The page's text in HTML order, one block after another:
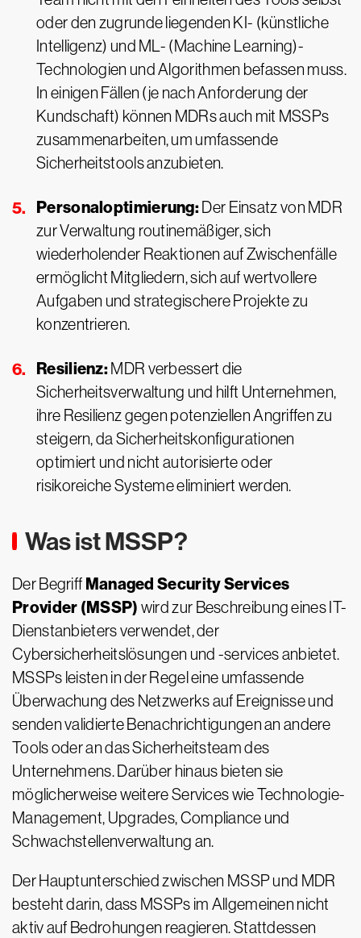
oder den zugrunde liegenden KI- (künstliche
Intelligenz) und ML- (Machine Learning)-
Technologien und Algorithmen befassen muss.
In einigen Fällen (je nach Anforderung der
Kundschaft) können MDRs auch mit MSSPs
zusammenarbeiten, um umfassende
Sicherheitstools anzubieten.
Personaloptimierung: Der Einsatz von MDR
zur Verwaltung routinemäßiger, sich
wiederholender Reaktionen auf Zwischenfälle
ermöglicht Mitgliedern, sich auf wertvollere
Aufgaben und strategischere Projekte zu
konzentrieren.
Resilienz: MDR verbessert die
Sicherheitsverwaltung und hilft Unternehmen,
ihre Resilienz gegen potenziellen Angriffen zu
steigern, da Sicherheitskonfigurationen
optimiert und nicht autorisierte oder
risikoreiche Systeme eliminiert werden.
Was ist MSSP?
Der Begriff Managed Security Services
Provider (MSSP) wird zur Beschreibung eines IT-
Dienstanbieters verwendet, der
Cybersicherheitslösungen und -services anbietet.
MSSPs leisten in der Regel eine umfassende
Überwachung des Netzwerks auf Ereignisse und
senden validierte Benachrichtigungen an andere
Tools oder an das Sicherheitsteam des
Unternehmens. Darüber hinaus bieten sie
möglicherweise weitere Services wie Technologie-
Management, Upgrades, Compliance und
Schwachstellenverwaltung an.
Der Hauptunterschied zwischen MSSP und MDR
besteht darin, dass MSSPs im Allgemeinen nicht
aktiv auf Bedrohungen reagieren. Stattdessen